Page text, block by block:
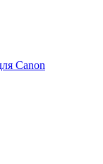
Canon